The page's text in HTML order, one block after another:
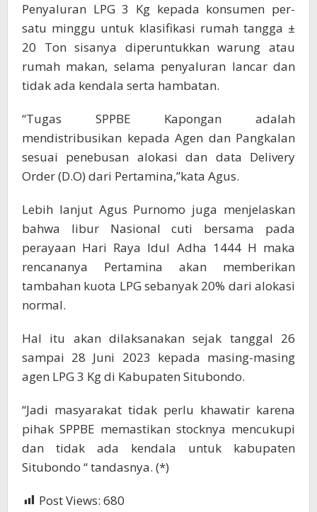
Penyaluran LPG 3 Kg kepada konsumen per-
satu minggu untuk klasifikasi rumah tangga ±
20 Ton sisanya diperuntukkan warung atau
rumah makan, selama penyaluran lancar dan
tidak ada kendala serta hambatan.
“Tugas SPPBE Kapongan adalah
mendistribusikan kepada Agen dan Pangkalan
sesuai penebusan alokasi dan data Delivery
Order (D.O) dari Pertamina,”kata Agus.
Lebih lanjut Agus Purnomo juga menjelaskan
bahwa libur Nasional cuti bersama pada
perayaan Hari Raya Idul Adha 1444 H maka
rencananya Pertamina akan memberikan
tambahan kuota LPG sebanyak 20% dari alokasi
normal.
Hal itu akan dilaksanakan sejak tanggal 26
sampai 28 Juni 2023 kepada masing-masing
agen LPG 3 Kg di Kabupaten Situbondo.
“Jadi masyarakat tidak perlu khawatir karena
pihak SPPBE memastikan stocknya mencukupi
dan tidak ada kendala untuk kabupaten
Situbondo “ tandasnya. (*)
Post Views: 680